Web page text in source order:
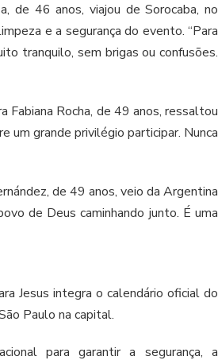
de 46 anos, viajou de Sorocaba, no
e a segurança do evento. “Para
tranquilo, sem brigas ou confusões.
Fabiana Rocha, de 49 anos, ressaltou
um grande privilégio participar. Nunca
de 49 anos, veio da Argentina
de Deus caminhando junto. É uma
Jesus integra o calendário oficial do
Paulo na capital.
para garantir a segurança, a